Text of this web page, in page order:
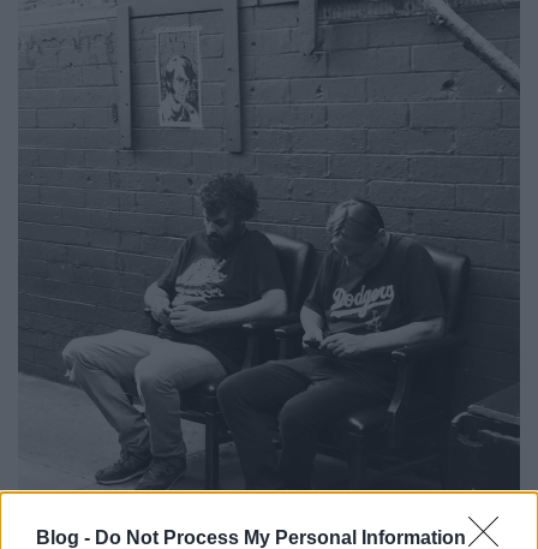
Blog - Do Not Process My Personal Information